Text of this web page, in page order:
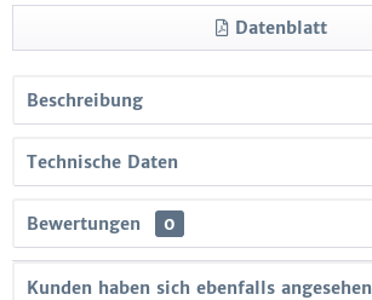
Datenblatt
Beschreibung
Technische Daten
Bewertungen 0
Kunden haben sich ebenfalls angesehen